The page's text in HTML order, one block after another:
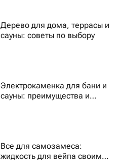
Дерево для дома, террасы и
сауны: советы по выбору
Электрокаменка для бани и
сауны: преимущества и
Все для самозамеса:
жидкость для вейпа своими